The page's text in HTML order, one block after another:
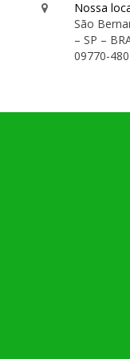
Nossa
São
– SP –
09770-480